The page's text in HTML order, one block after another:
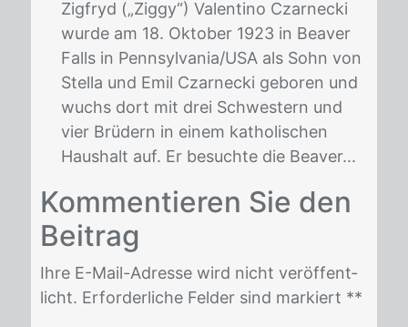
Zigfryd („Ziggy“) Valentino Czarnecki
wurde am 18. Oktober 1923 in Beaver
Falls in Pennsylvania/USA als Sohn von
Stella und Emil Czarnecki geboren und
wuchs dort mit drei Schwestern und
vier Brüdern in einem katholischen
Haushalt auf. Er besuchte die Beaver...
Kom­men­tie­ren Sie den
Bei­trag
Ihre E-Mail-Adres­se wird nicht ver­öf­fent­
licht. Er­for­der­li­che Fel­der sind mar­kiert **